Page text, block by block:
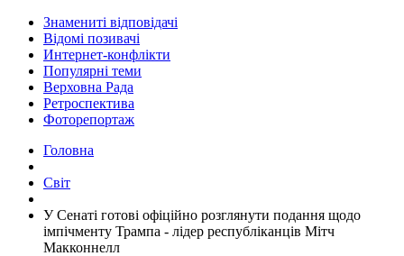
Знамениті відповідачі
Відомі позивачі
Интернет-конфлікти
Популярні теми
Верховна Рада
Ретроспектива
Фоторепортаж
Головна
Світ
​У Сенаті готові офіційно розглянути подання щодо
імпічменту Трампа - лідер республіканців Мітч
Макконнелл